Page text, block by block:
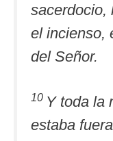
sacerdocio,
el incienso,
del Señor.
10 Y toda la
estaba